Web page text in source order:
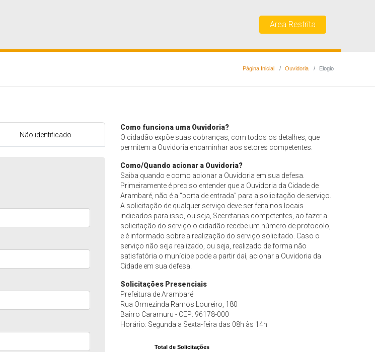
Area Restrita
Página Inicial Ouvidoria Elogio
Não identificado
Como funciona uma Ouvidoria?
O cidadão expõe suas cobranças, com todos os detalhes, que
permitem a Ouvidoria encaminhar aos setores competentes.
Como/Quando acionar a Ouvidoria?
Saiba quando e como acionar a Ouvidoria em sua defesa.
Primeiramente é preciso entender que a Ouvidoria da Cidade de
Arambaré, não é a “porta de entrada” para a solicitação de serviço.
A solicitação de qualquer serviço deve ser feita nos locais
indicados para isso, ou seja, Secretarias competentes, ao fazer a
solicitação do serviço o cidadão recebe um número de protocolo,
e é informado sobre a realização do serviço solicitado. Caso o
serviço não seja realizado, ou seja, realizado de forma não
satisfatória o munícipe pode a partir daí, acionar a Ouvidoria da
Cidade em sua defesa.
Solicitações Presenciais
Prefeitura de Arambaré
Rua Ormezinda Ramos Loureiro, 180
Bairro Caramuru - CEP: 96178-000
Horário: Segunda a Sexta-feira das 08h às 14h
Total de Solicitações